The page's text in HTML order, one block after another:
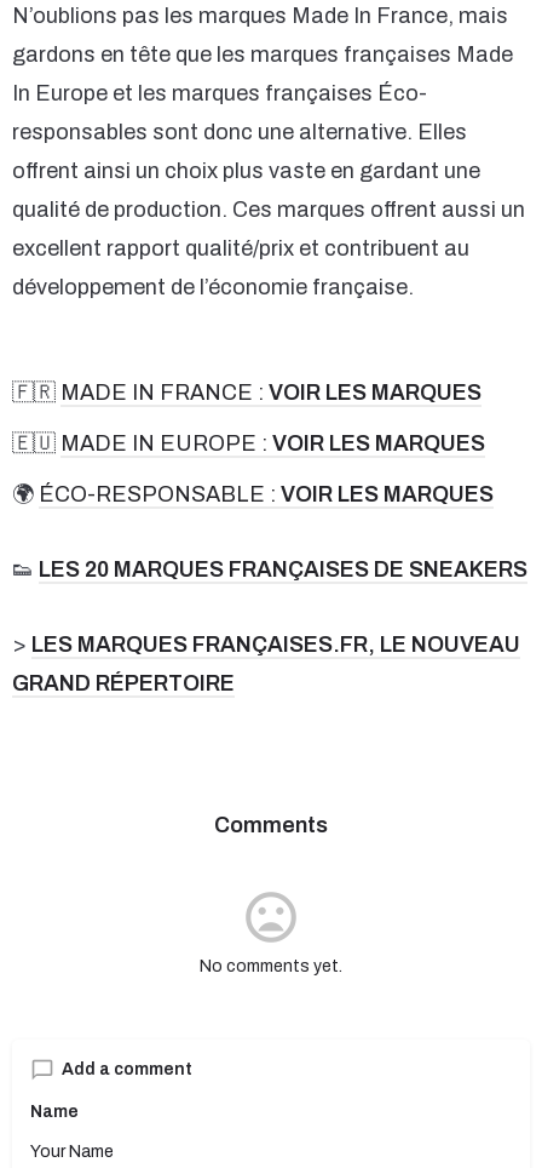
N’oublions pas les marques Made In France, mais
gardons en tête que les marques françaises Made
In Europe et les marques françaises Éco-
responsables sont donc une alternative. Elles
offrent ainsi un choix plus vaste en gardant une
qualité de production. Ces marques offrent aussi un
excellent rapport qualité/prix et contribuent au
développement de l’économie française.
🇫🇷 MADE IN FRANCE : VOIR LES MARQUES
🇪🇺 MADE IN EUROPE : VOIR LES MARQUES
🌍 ÉCO-RESPONSABLE : VOIR LES MARQUES
👟 LES 20 MARQUES FRANÇAISES DE SNEAKERS
> LES MARQUES FRANÇAISES.FR, LE NOUVEAU
GRAND RÉPERTOIRE
Comments
No comments yet.
Add a comment
Name